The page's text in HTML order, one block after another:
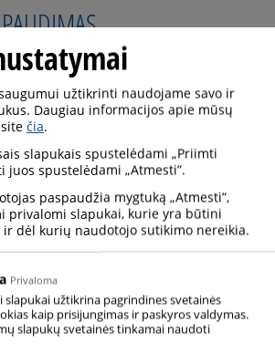
presavimas per formą, aukšto
sukuria aliuminio profilius,
rėmams. Dėl trinties aliuminis
užtikrinti naudojame savo ir
Daugiau informacijos apie mūsų
čia.
slapukais spustelėdami „Priimti
juos spustelėdami „Atmesti”.
paspaudžia mygtuką „Atmesti”,
privalomi slapukai, kurie yra būtini
ir dėl kurių naudotojo sutikimo nereikia.
Privaloma
slapukai užtikrina pagrindines svetainės
kaip prisijungimas ir paskyros valdymas.
slapukų svetainės tinkamai naudoti